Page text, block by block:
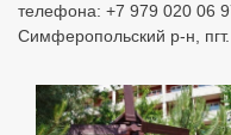
телефона: +7 979 020 06
Симферопольский р-н,